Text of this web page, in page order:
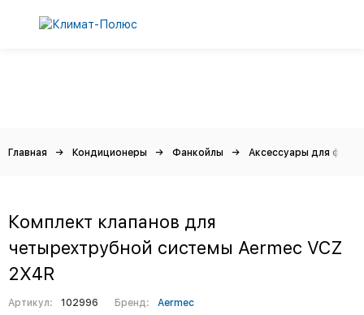
Главная Кондиционеры Фанкойлы Аксессуары для
Комплект клапанов для
четырехтрубной системы Aermec VCZ
2X4R
Артикул: 102996 Бренд: Aermec